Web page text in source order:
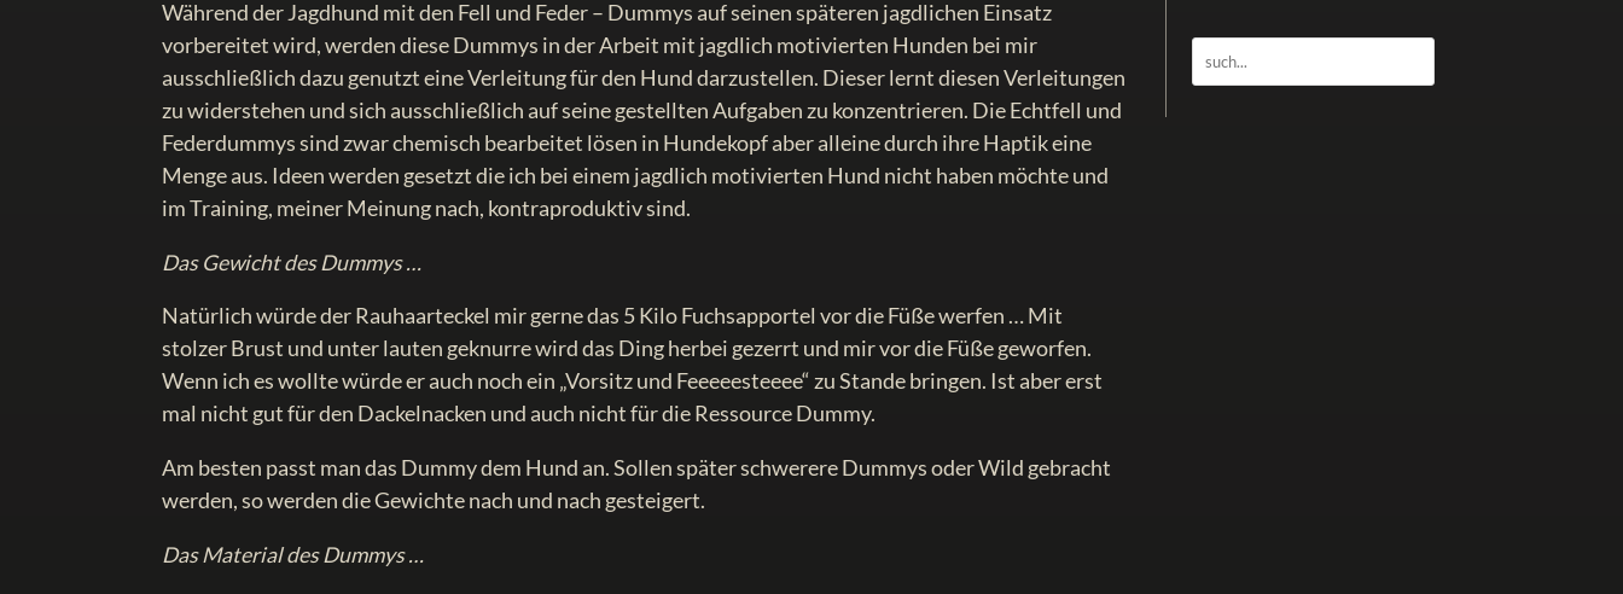
Während der Jagdhund mit den Fell und Feder – Dummys auf seinen späteren jagdlichen Einsatz
vorbereitet wird, werden diese Dummys in der Arbeit mit jagdlich motivierten Hunden bei mir
ausschließlich dazu genutzt eine Verleitung für den Hund darzustellen. Dieser lernt diesen Verleitungen
zu widerstehen und sich ausschließlich auf seine gestellten Aufgaben zu konzentrieren. Die Echtfell und
Federdummys sind zwar chemisch bearbeitet lösen in Hundekopf aber alleine durch ihre Haptik eine
Menge aus. Ideen werden gesetzt die ich bei einem jagdlich motivierten Hund nicht haben möchte und
im Training, meiner Meinung nach, kontraproduktiv sind.
Das Gewicht des Dummys …
Natürlich würde der Rauhaarteckel mir gerne das 5 Kilo Fuchsapportel vor die Füße werfen … Mit
stolzer Brust und unter lauten geknurre wird das Ding herbei gezerrt und mir vor die Füße geworfen.
Wenn ich es wollte würde er auch noch ein „Vorsitz und Feeeeesteeee“ zu Stande bringen. Ist aber erst
mal nicht gut für den Dackelnacken und auch nicht für die Ressource Dummy.
Am besten passt man das Dummy dem Hund an. Sollen später schwerere Dummys oder Wild gebracht
werden, so werden die Gewichte nach und nach gesteigert.
Das Material des Dummys …